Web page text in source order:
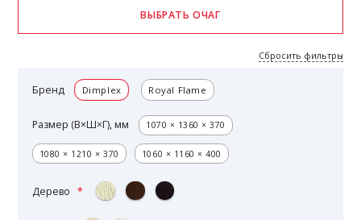
Бренд Dimplex Royal Flame
Размер (В×Ш×Г), мм 1070 × 1360 × 370
1080 × 1210 × 370 1060 × 1160 × 400
Дерево
Сбросить фильтры